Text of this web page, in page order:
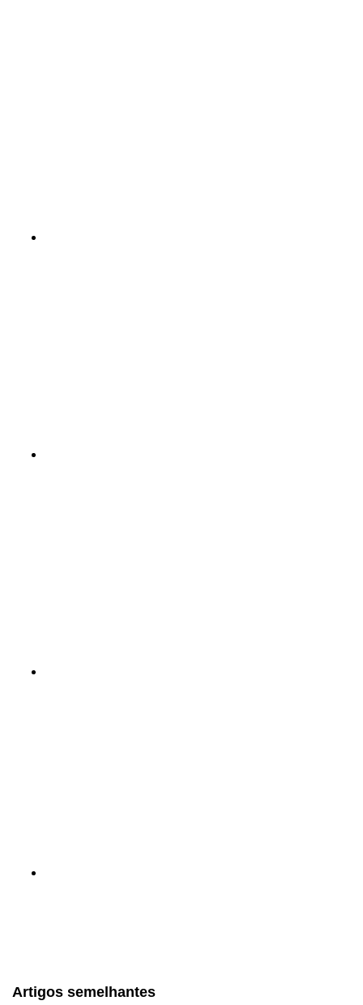
Artigos semelhantes